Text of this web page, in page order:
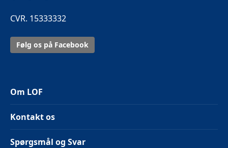
CVR. 15333332
Følg os på Facebook
Om LOF
Kontakt os
Spørgsmål og Svar